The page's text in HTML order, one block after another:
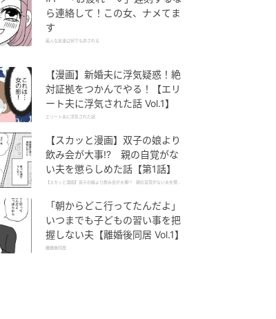
ら連絡して！この女、ナメてま
す
美人な友達は何でも許される
【漫画】新婚夫に浮気疑惑！絶
対証拠をつかんでやる！【エリ
ート夫に浮気された話 Vol.1】
エリート夫に浮気された話
【スカッと漫画】双子の娘より
飲み会が大事!? 親の自覚がな
い夫を懲らしめた話【第1話】
【スカッと漫画】双子の娘より飲み会が大事!? 親の自覚がない夫を懲ら
「朝からどこ行ってたんだよ」
いつまでも子どもの習い事を把
握しない夫【離婚後同居 Vol.1】
離婚後同居